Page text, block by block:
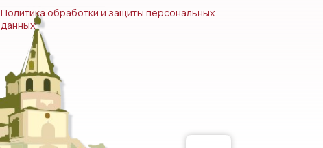
Политика обработки и защиты персональных
данных